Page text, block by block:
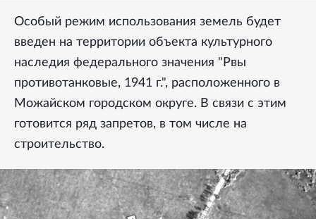
Особый режим использования земель будет
введен на территории объекта культурного
наследия федерального значения "Рвы
противотанковые, 1941 г.", расположенного в
Можайском городском округе. В связи с этим
готовится ряд запретов, в том числе на
строительство.